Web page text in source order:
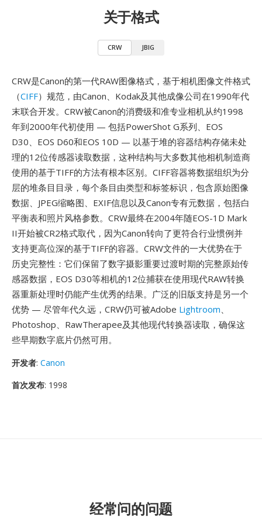
关于格式
CRW JBIG
CRW是Canon的第一代RAW图像格式，基于相机图像文件格式
（CIFF）规范，由Canon、Kodak及其他成像公司在1990年代
末联合开发。CRW被Canon的消费级和准专业相机从约1998
年到2000年代初使用 — 包括PowerShot G系列、EOS
D30、EOS D60和EOS 10D — 以基于堆的容器结构存储未处
理的12位传感器读取数据，这种结构与大多数其他相机制造商
使用的基于TIFF的方法有根本区别。CIFF容器将数据组织为分
层的堆条目目录，每个条目由类型和标签标识，包含原始图像
数据、JPEG缩略图、EXIF信息以及Canon专有元数据，包括白
平衡表和照片风格参数。CRW最终在2004年随EOS-1D Mark
II开始被CR2格式取代，因为Canon转向了更符合行业惯例并
支持更高位深的基于TIFF的容器。CRW文件的一大优势在于
历史完整性：它们保留了数字摄影重要过渡时期的完整原始传
感器数据，EOS D30等相机的12位捕获在使用现代RAW转换
器重新处理时仍能产生优秀的结果。广泛的旧版支持是另一个
优势 — 尽管年代久远，CRW仍可被Adobe Lightroom、
Photoshop、RawTherapee及其他现代转换器读取，确保这
些早期数字底片仍然可用。
开发者: Canon
首次发布: 1998
经常问的问题